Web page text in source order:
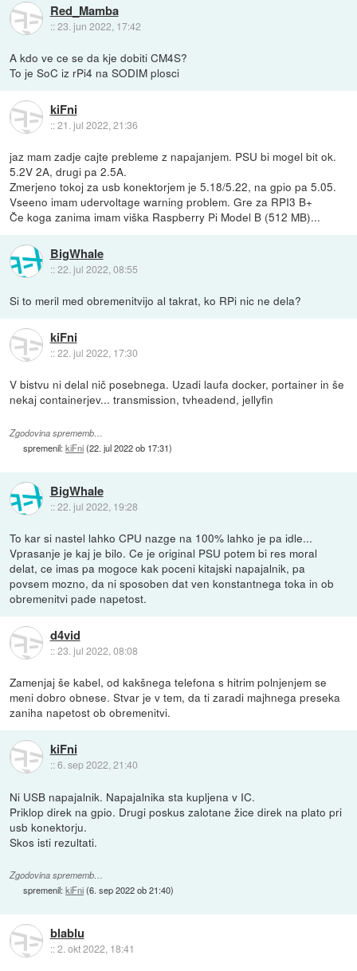
Red_Mamba
::23. jun 2022, 17:42
A kdo ve ce se da kje dobiti CM4S?
To je SoC iz rPi4 na SODIM plosci
kiFni
::21. jul 2022, 21:36
jaz mam zadje cajte prebleme z napajanjem. PSU bi mogel bit ok.
5.2V 2A, drugi pa 2.5A.
Zmerjeno tokoj za usb konektorjem je 5.18/5.22, na gpio pa 5.05.
Vseeno imam udervoltage warning problem. Gre za RPI3 B+
Če koga zanima imam viška Raspberry Pi Model B (512 MB)...
BigWhale
::22. jul 2022, 08:55
Si to meril med obremenitvijo al takrat, ko RPi nic ne dela?
kiFni
::22. jul 2022, 17:30
V bistvu ni delal nič posebnega. Uzadi laufa docker, portainer in še
nekaj containerjev... transmission, tvheadend, jellyfin
Zgodovina sprememb…
spremenil:kiFni(22. jul 2022 ob 17:31)
BigWhale
::22. jul 2022, 19:28
To kar si nastel lahko CPU nazge na 100% lahko je pa idle...
Vprasanje je kaj je bilo. Ce je original PSU potem bi res moral
delat, ce imas pa mogoce kak poceni kitajski napajalnik, pa
povsem mozno, da ni sposoben dat ven konstantnega toka in ob
obremenitvi pade napetost.
d4vid
::23. jul 2022, 08:08
Zamenjaj še kabel, od kakšnega telefona s hitrim polnjenjem se
meni dobro obnese. Stvar je v tem, da ti zaradi majhnega preseka
zaniha napetost ob obremenitvi.
kiFni
::6. sep 2022, 21:40
Ni USB napajalnik. Napajalnika sta kupljena v IC.
Priklop direk na gpio. Drugi poskus zalotane žice direk na plato pri
usb konektorju.
Skos isti rezultati.
Zgodovina sprememb…
spremenil:kiFni(6. sep 2022 ob 21:40)
blablu
::2. okt 2022, 18:41